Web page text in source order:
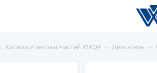
Каталоги автозапчастей WXQP → Двигатель →